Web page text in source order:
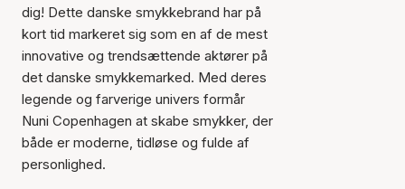
dig! Dette danske smykkebrand har på
kort tid markeret sig som en af de mest
innovative og trendsættende aktører på
det danske smykkemarked. Med deres
legende og farverige univers formår
Nuni Copenhagen at skabe smykker, der
både er moderne, tidløse og fulde af
personlighed.